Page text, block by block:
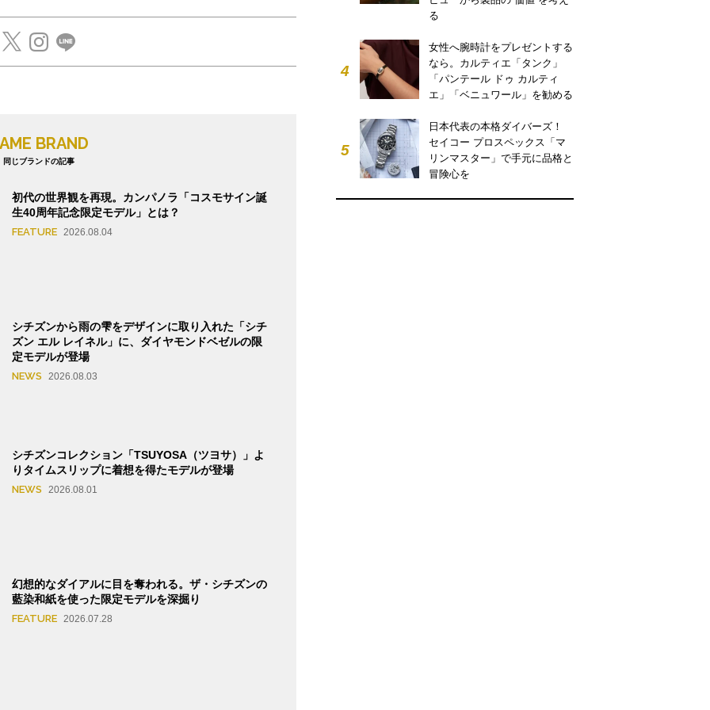
BRAND
同じブランドの記事
初代の世界観を再現。カンパノラ「コスモサイン誕
生40周年記念限定モデル」とは？
FEATURE 2026.08.04
シチズンから雨の雫をデザインに取り入れた「シチ
ズン エル レイネル」に、ダイヤモンドベゼルの限
定モデルが登場
NEWS 2026.08.03
シチズンコレクション「TSUYOSA（ツヨサ）」よ
りタイムスリップに着想を得たモデルが登場
NEWS 2026.08.01
幻想的なダイアルに目を奪われる。ザ・シチズンの
藍染和紙を使った限定モデルを深掘り
FEATURE 2026.07.28
る
4
女性へ腕時計をプレゼントする
なら。カルティエ「タンク」
「パンテール ドゥ カルティ
エ」「ベニュワール」を勧める
5
日本代表の本格ダイバーズ！
セイコー プロスペックス「マ
リンマスター」で手元に品格と
冒険心を